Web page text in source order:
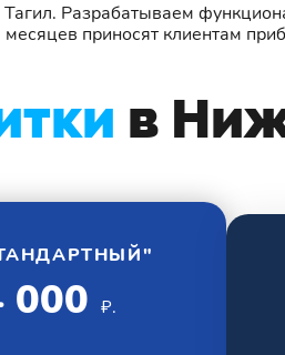
Разрабатываем
приносят клиентам
в
000 ₽.